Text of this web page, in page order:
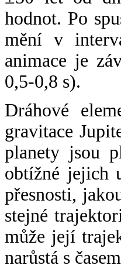
hodnot. Po
mění v
animace je
0,5-0,8 s).
Dráhové
gravitace
planety jsou
obtížné jejich
přesnosti,
stejné
může její
narůstá s